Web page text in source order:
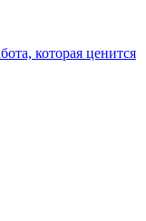
которая ценится